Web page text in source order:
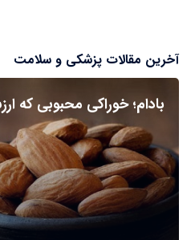
آخرین مقالات پزشکی و سلامت
بادام؛ خوراکی محبوبی که